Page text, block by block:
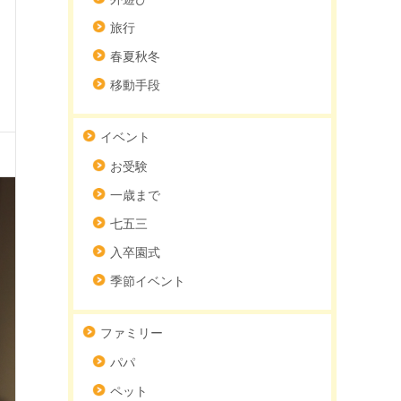
旅行
春夏秋冬
移動手段
イベント
お受験
一歳まで
七五三
入卒園式
季節イベント
ファミリー
パパ
ペット